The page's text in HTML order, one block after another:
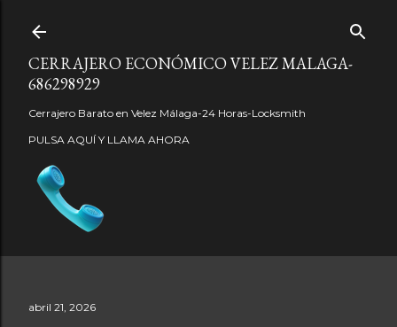
CERRAJERO ECONÓMICO VELEZ MALAGA-
686298929
Cerrajero Barato en Velez Málaga-24 Horas-Locksmith
PULSA AQUÍ Y LLAMA AHORA
abril 21, 2026